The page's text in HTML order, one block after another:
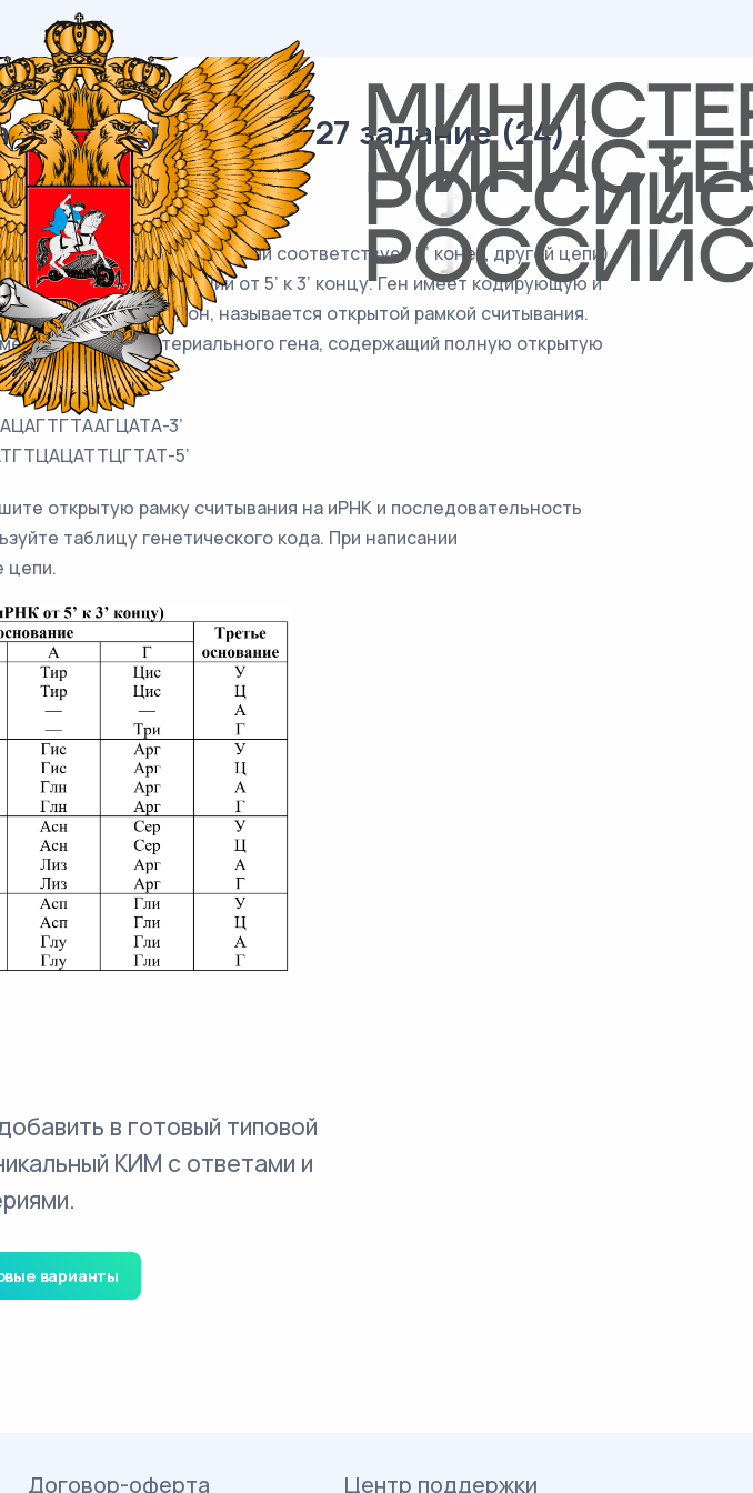
ЕГЭ / Биология / 27 задание (24) /
(5’ концу одной цепи соответствует 3’ конец другой цепи).
по иРНК в направлении от 5’ к 3’ концу. Ген имеет кодирующую и
кодон и стоп-кодон, называется открытой рамкой считывания.
Фрагмент бактериального гена, содержащий полную открытую
3’
5’
открытую рамку считывания на иРНК и последовательность
таблицу генетического кода. При написании
цепи.
в готовый типовой
КИМ с ответами и
варианты
Договор-оферта Центр поддержки